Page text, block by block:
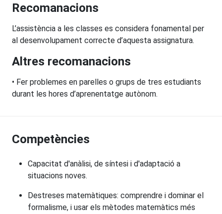
Recomanacions
L’assistència a les classes es considera fonamental per
al desenvolupament correcte d’aquesta assignatura.
Altres recomanacions
• Fer problemes en parelles o grups de tres estudiants
durant les hores d’aprenentatge autònom.
Competències
Capacitat d'anàlisi, de síntesi i d'adaptació a
situacions noves.
Destreses matemàtiques: comprendre i dominar el
formalisme, i usar els mètodes matemàtics més